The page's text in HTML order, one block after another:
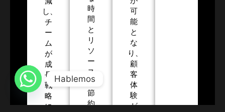
し、
チ
ー
ム
が
成
長
戦
略
に
時
間
と
リ
ソ
ー
ス
を
節
約
可
能
と
な
り、
顧
客
体
験
が
Hablemos